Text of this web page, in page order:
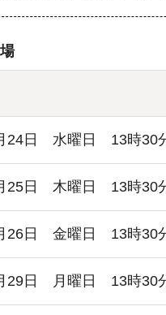
24日 水曜日 13時30
25日 木曜日 13時30
26日 金曜日 13時30
29日 月曜日 13時30